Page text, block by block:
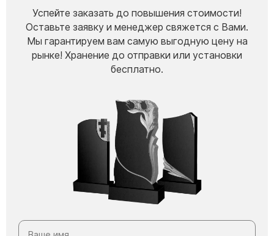
Успейте заказать до повышения стоимости!
Оставьте заявку и менеджер свяжется с Вами.
Мы гарантируем вам самую выгодную цену на
рынке! Хранение до отправки или установки
бесплатно.